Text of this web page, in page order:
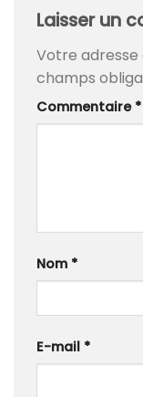
Laisser un
Votre adresse
champs
Commentaire *
Nom *
E-mail *